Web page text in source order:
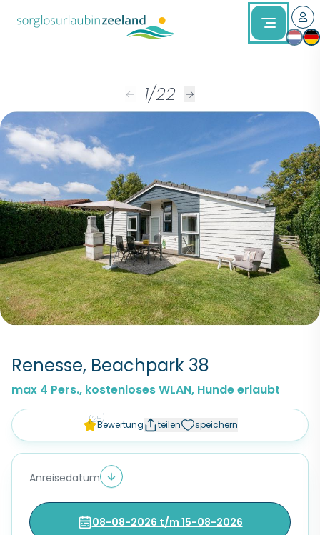
← 1/22 →
Renesse, Beachpark 38
max 4 Pers., kostenloses WLAN, Hunde erlaubt
(25)Bewertung teilen speichern
Anreisedatum
08-08-2026 t/m 15-08-2026